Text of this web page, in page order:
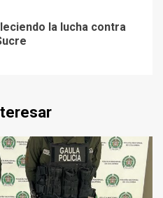
la lucha contra